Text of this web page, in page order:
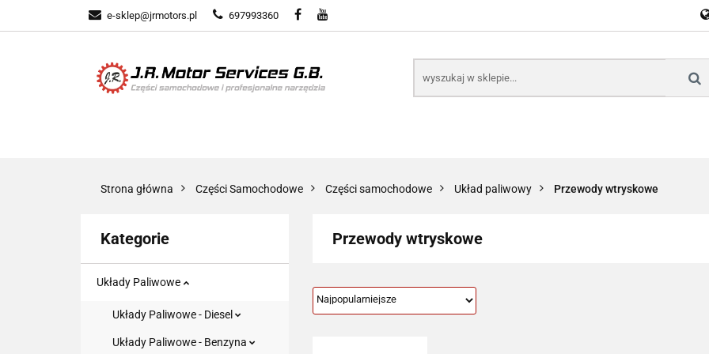
e-sklep@jrmotors.pl 697993360
UKŁADY PALIWOWE
KOMPONENTY ELEKTRONICZNE B2B
Strona główna Części Samochodowe Części samochodowe Układ paliwowy Przewody wtryskowe
Kategorie
Układy Paliwowe
Układy Paliwowe - Diesel
Układy Paliwowe - Benzyna
Przewody wtryskowe